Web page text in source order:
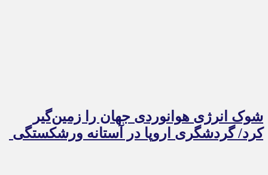
شوک انرژی هوانوردی جهان را زمین‌گیر
کرد/ گردشگری اروپا در آستانه ورشکستگی